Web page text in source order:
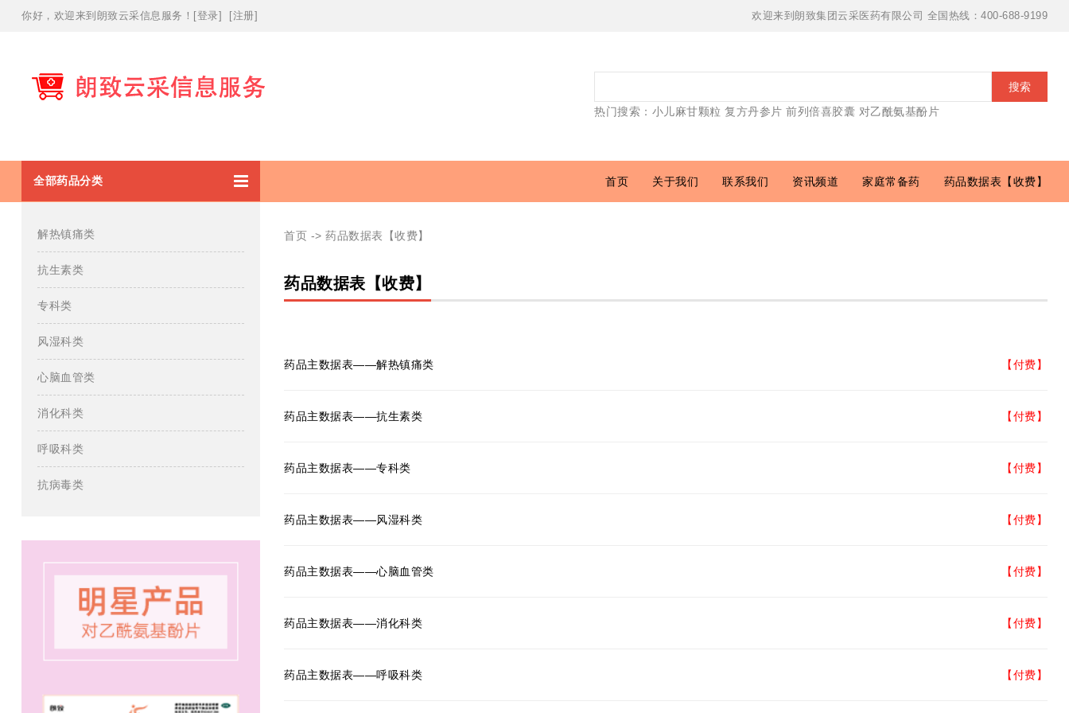
你好，欢迎来到朗致云采信息服务！ [登录] [注册] 欢迎来到朗致集团云采医药有限公司 全国热线：400-688-9199
搜索
热门搜索： 小儿麻甘颗粒 复方丹参片 前列倍喜胶囊 对乙酰氨基酚片
全部药品分类 首页 关于我们 联系我们 资讯频道 家庭常备药 药品数据表【收费】
解热镇痛类
抗生素类
专科类
风湿科类
心脑血管类
消化科类
呼吸科类
抗病毒类
首页 -> 药品数据表【收费】
药品数据表【收费】
药品主数据表——解热镇痛类 【付费】
药品主数据表——抗生素类 【付费】
药品主数据表——专科类 【付费】
药品主数据表——风湿科类 【付费】
药品主数据表——心脑血管类 【付费】
药品主数据表——消化科类 【付费】
药品主数据表——呼吸科类 【付费】